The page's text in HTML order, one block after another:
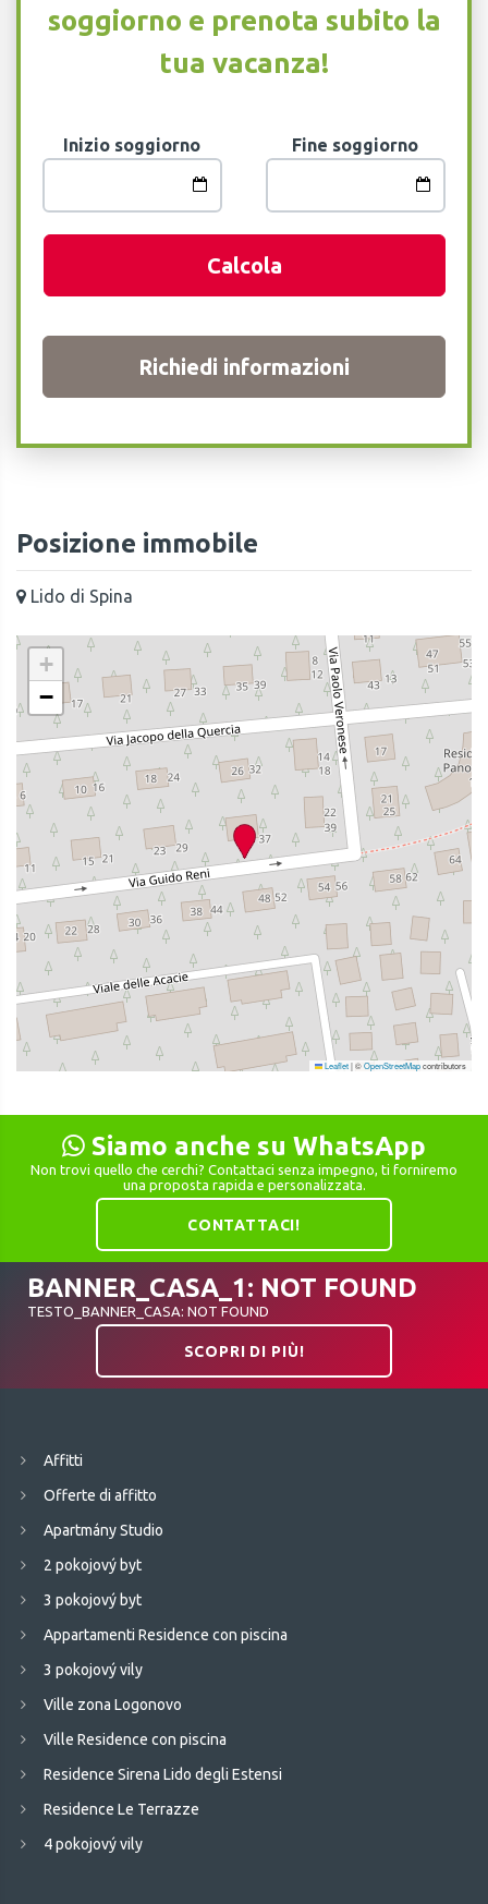
soggiorno e prenota subito la
tua vacanza!
Inizio soggiorno Fine soggiorno
Calcola
Richiedi informazioni
Posizione immobile
Lido di Spina
+
−
Leaflet|©OpenStreetMapcontributors
Siamo anche su WhatsApp
Non trovi quello che cerchi? Contattaci senza impegno, ti forniremo
una proposta rapida e personalizzata.
CONTATTACI!
BANNER_CASA_1: NOT FOUND
TESTO_BANNER_CASA: NOT FOUND
SCOPRI DI PIÙ!
Affitti
Offerte di affitto
Apartmány Studio
2 pokojový byt
3 pokojový byt
Appartamenti Residence con piscina
3 pokojový vily
Ville zona Logonovo
Ville Residence con piscina
Residence Sirena Lido degli Estensi
Residence Le Terrazze
4 pokojový vily